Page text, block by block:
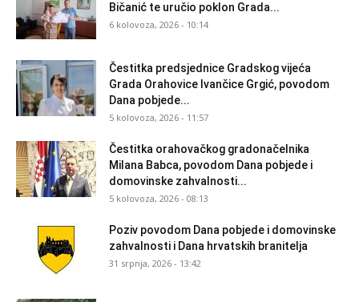
Bičanić te uručio poklon Grada...
6 kolovoza, 2026 - 10:14
Čestitka predsjednice Gradskog vijeća
Grada Orahovice Ivančice Grgić, povodom
Dana pobjede...
5 kolovoza, 2026 - 11:57
Čestitka orahovačkog gradonačelnika
Milana Babca, povodom Dana pobjede i
domovinske zahvalnosti...
5 kolovoza, 2026 - 08:13
Poziv povodom Dana pobjede i domovinske
zahvalnosti i Dana hrvatskih branitelja
31 srpnja, 2026 - 13:42